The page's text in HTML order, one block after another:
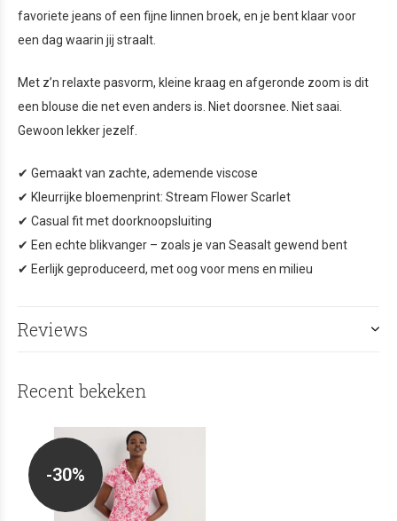
favoriete jeans of een fijne linnen broek, en je bent klaar voor
een dag waarin jij straalt.
Met z’n relaxte pasvorm, kleine kraag en afgeronde zoom is dit
een blouse die net even anders is. Niet doorsnee. Niet saai.
Gewoon lekker jezelf.
✔ Gemaakt van zachte, ademende viscose
✔ Kleurrijke bloemenprint: Stream Flower Scarlet
✔ Casual fit met doorknoopsluiting
✔ Een echte blikvanger – zoals je van Seasalt gewend bent
✔ Eerlijk geproduceerd, met oog voor mens en milieu
Reviews
Recent bekeken
-30%